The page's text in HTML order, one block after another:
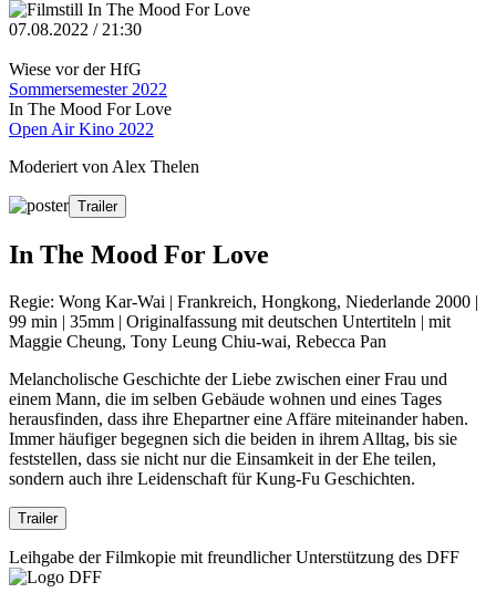
07.08.2022 / 21:30
Wiese vor der HfG
Sommersemester 2022
In The Mood For Love
Open Air Kino 2022
Moderiert von Alex Thelen
Trailer
In The Mood For Love
Regie: Wong Kar-Wai | Frankreich, Hongkong, Niederlande 2000 |
99 min | 35mm | Originalfassung mit deutschen Untertiteln | mit
Maggie Cheung, Tony Leung Chiu-wai, Rebecca Pan
Melancholische Geschichte der Liebe zwischen einer Frau und
einem Mann, die im selben Gebäude wohnen und eines Tages
herausfinden, dass ihre Ehepartner eine Affäre miteinander haben.
Immer häufiger begegnen sich die beiden in ihrem Alltag, bis sie
feststellen, dass sie nicht nur die Einsamkeit in der Ehe teilen,
sondern auch ihre Leidenschaft für Kung-Fu Geschichten.
Trailer
Leihgabe der Filmkopie mit freundlicher Unterstützung des DFF